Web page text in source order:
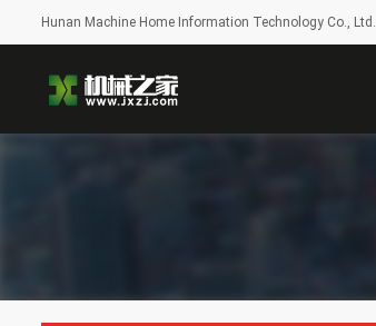
Hunan Machine Home Information Technology Co., Ltd.